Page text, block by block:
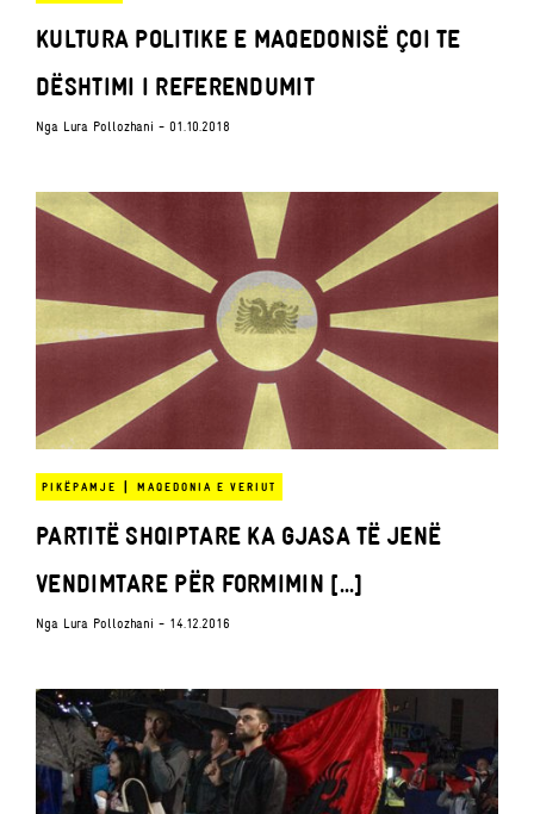
KULTURA POLITIKE E MAQEDONISË ÇOI TE
DËSHTIMI I REFERENDUMIT
Nga Lura Pollozhani - 01.10.2018
PIKËPAMJE | MAQEDONIA E VERIUT
PARTITË SHQIPTARE KA GJASA TË JENË
VENDIMTARE PËR FORMIMIN [...]
Nga Lura Pollozhani - 14.12.2016